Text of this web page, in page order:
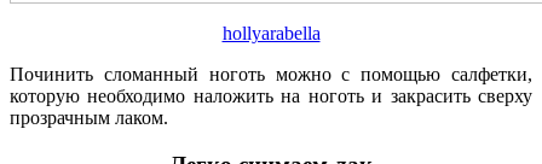
hollyarabella
Починить сломанный ноготь можно с помощью салфетки,
которую необходимо наложить на ноготь и закрасить сверху
прозрачным лаком.